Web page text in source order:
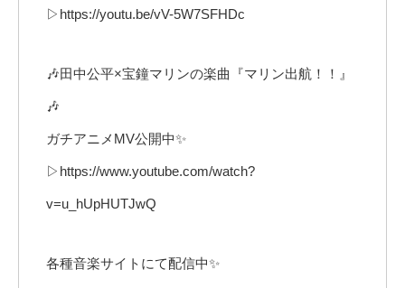
▷https://youtu.be/vV-5W7SFHDc
🎶田中公平×宝鐘マリンの楽曲『マリン出航！！』
🎶
ガチアニメMV公開中✨
▷https://www.youtube.com/watch?
v=u_hUpHUTJwQ
各種音楽サイトにて配信中✨